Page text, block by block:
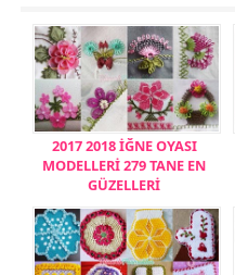
2017 2018 İĞNE OYASI
MODELLERİ 279 TANE EN
GÜZELLERİ